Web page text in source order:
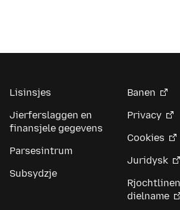
Lisinsjes
Jierferslaggen en
finansjele gegevens
Parsesintrum
Subsydzje
Banen
Privacy
Cookies
Juridysk
dielname